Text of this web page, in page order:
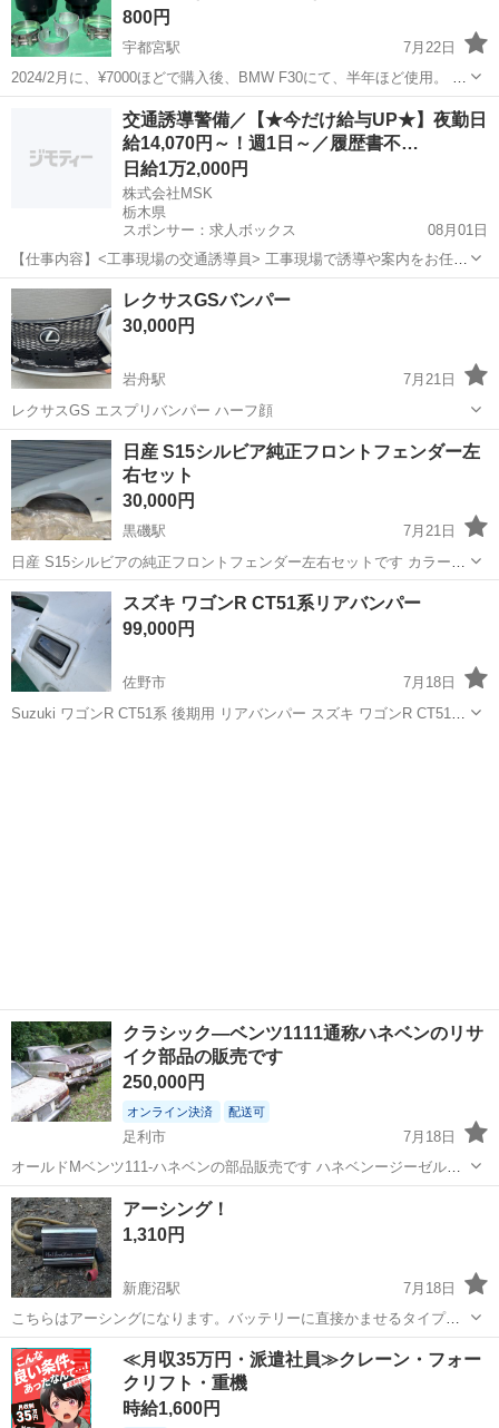
800円
宇都宮駅
7月22日
2024/2月に、¥7000ほどで購入後、BMW F30にて、半年ほど使用。 取
り付け径；74-76mm、自作アダプター（写真一枚目参照）使用にて、
70mm〜使用可能 大端外径；105mm
宇都宮市 宇都宮駅 外装、車外用品 カッター
交通誘導警備／【★今だけ給与UP★】夜勤日
給14,070円～！週1日～／履歴書不…
日給1万2,000円
株式会社MSK
栃木県
スポンサー：求人ボックス
08月01日
【仕事内容】<工事現場の交通誘導員> 工事現場で誘導や案内をお任せ
します! 〈具体的な仕事内容〉 ・出入車両や周囲を利用する歩行者の
誘導 事故やトラブルを未然に防ぎ、歩行者と車両の安全を守ります!
未経験でも安心の研修あり 3日間...
アルバイト・パート
レクサスGSバンパー
30,000円
岩舟駅
7月21日
レクサスGS エスプリバンパー ハーフ顔
栃木 栃木市 岩舟駅 外装、車外用品 レクサスGS
日産 S15シルビア純正フロントフェンダー左
右セット
30,000円
黒磯駅
7月21日
日産 S15シルビアの純正フロントフェンダー左右セットです カラーは
純正パールホワイトです 多少の跳ね石やエアロの擦れ傷があります 左
右とも爪折り処理してあります 他にも掲載してますので早期終了の際
はご了承ください
栃木 那須塩原市 黒磯駅 外装、車外用品
スズキ ワゴンR CT51系リアバンパー
99,000円
佐野市
7月18日
Suzuki ワゴンR CT51系 後期用 リアバンパー スズキ ワゴンR CT51系
クラシック―ベンツ1111通称ハネベンのリサ
イク部品の販売です
250,000円
オンライン決済 配送可
足利市
7月18日
オールドMベンツ111-ハネベンの部品販売です ハネベンージーゼルエ
ンジンの販売です 外装―内装 エンジン＾ミツション等 4シリンダージ
ーゼルエンジン販売 価格25万運送別にて販売中です その他の部品問
い...
栃木 足利市 外装、車外用品
アーシング！
1,310円
新鹿沼駅
7月18日
こちらはアーシングになります。バッテリーに直接かませるタイプで
す。取り外すまでは正常に通電、動作はしておりましたが中古品にな
りますのでお取り引き後はノークレームノーリターン厳守でお願い致
します。
栃木 鹿沼市 新鹿沼駅 外装、車外用品
≪月収35万円・派遣社員≫クレーン・フォー
クリフト・重機
時給1,600円